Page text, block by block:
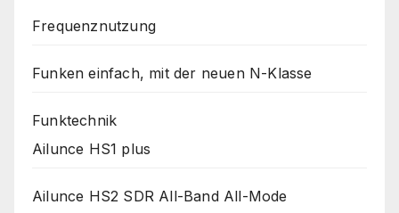
Frequenznutzung
Funken einfach, mit der neuen N-Klasse
Funktechnik
Ailunce HS1 plus
Ailunce HS2 SDR All-Band All-Mode